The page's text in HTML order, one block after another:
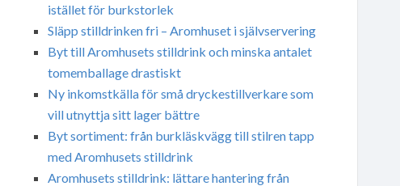
istället för burkstorlek
Släpp stilldrinken fri – Aromhuset i självservering
Byt till Aromhusets stilldrink och minska antalet
tomemballage drastiskt
Ny inkomstkälla för små dryckestillverkare som
vill utnyttja sitt lager bättre
Byt sortiment: från burkläskvägg till stilren tapp
med Aromhusets stilldrink
Aromhusets stilldrink: lättare hantering från